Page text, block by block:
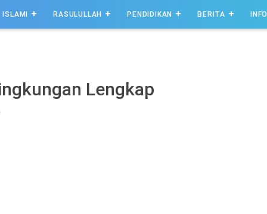
ISLAMI RASULULLAH PENDIDIKAN BERITA INFO
Lengkap